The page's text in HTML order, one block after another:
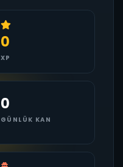
0
XP
0
GÜNLÜK KAN